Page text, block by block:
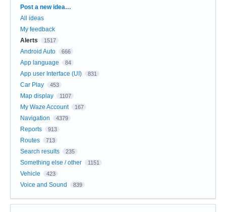
Categories
Post a new idea…
All ideas
My feedback
Alerts
1517
Android Auto 666
App language 84
App user Interface (UI) 831
Car Play 453
Map display 1107
My Waze Account 167
Navigation 4379
Reports 913
Routes 713
Search results 235
Something else / other 1151
Vehicle 423
Voice and Sound 839